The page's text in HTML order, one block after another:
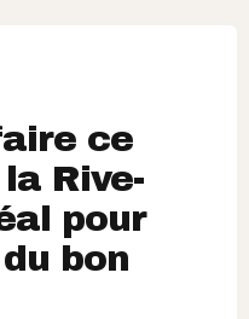
ce
Rive-
pour
bon